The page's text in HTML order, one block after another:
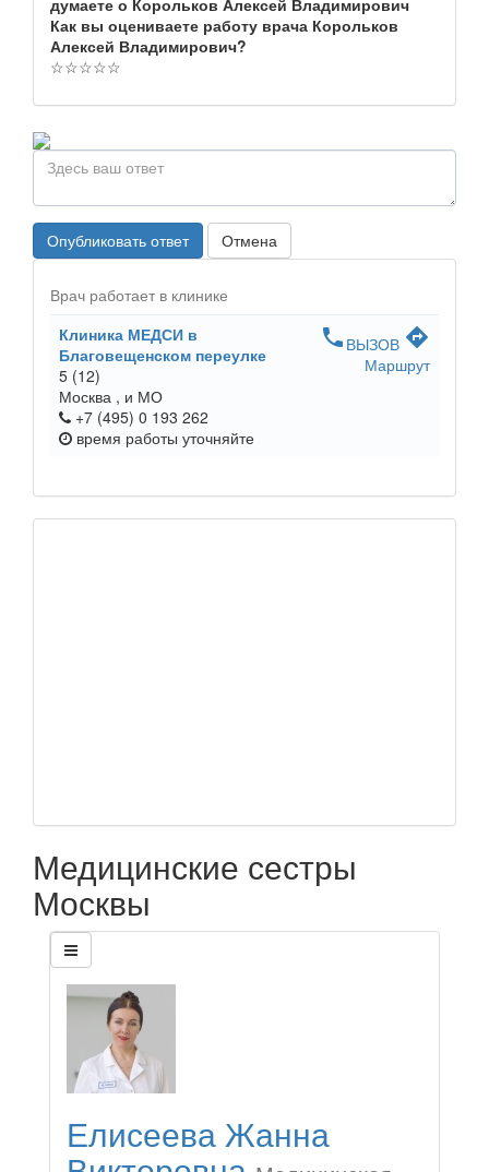
думаете о Корольков Алексей Владимирович
Как вы оцениваете работу врача Корольков
Алексей Владимирович?
☆☆☆☆☆
Опубликовать ответ Отмена
Врач работает в клинике
Клиника МЕДСИ в
Благовещенском переулке
5 (12)
Москва , и МО
+7 (495) 0 193 262
время работы уточняйте
phone ВЫЗОВ directions
Маршрут
Медицинские сестры
Москвы
Елисеева Жанна